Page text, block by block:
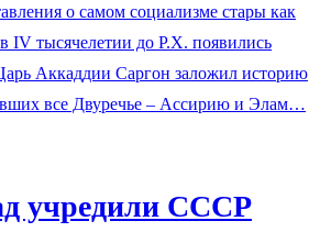
о самом социализме стары как
тысячелетии до Р.Х. появились
Аккаддии Саргон заложил историю
все Двуречье – Ассирию и Элам…
учредили СССР